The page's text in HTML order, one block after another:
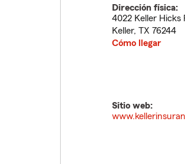
Dirección física:
4022 Keller Hicks
Keller, TX 76244
Cómo llegar
Sitio web: